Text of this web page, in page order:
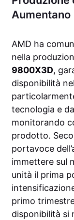
Aumentano
AMD ha
nella
9800X3D,
disponibilità
tecnologia e
monitorando
prodotto.
portavoce
immettere sul
unità il prima
primo
disponibilità si